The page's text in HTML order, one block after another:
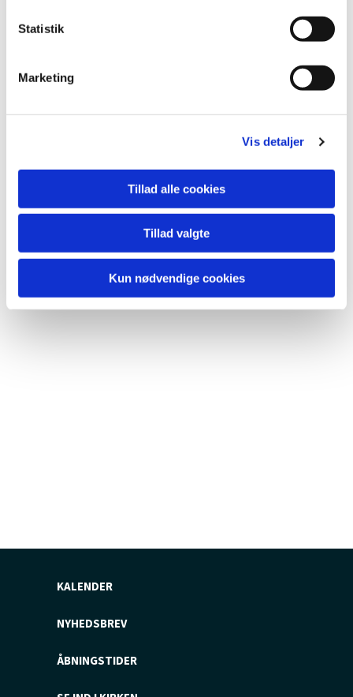
Statistik
Marketing
Vis detaljer
Tillad alle cookies
Tillad valgte
Kun nødvendige cookies
Du vil måske også kunne lide...
KALENDER
NYHEDSBREV
ÅBNINGSTIDER